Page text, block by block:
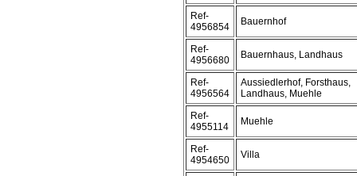
Ref-
4956854
Bauernhof
Ref-
4956680
Bauernhaus, Landhaus
Ref-
4956564
Aussiedlerhof, Forsthaus,
Landhaus, Muehle
Ref-
4955114
Muehle
Ref-
4954650
Villa